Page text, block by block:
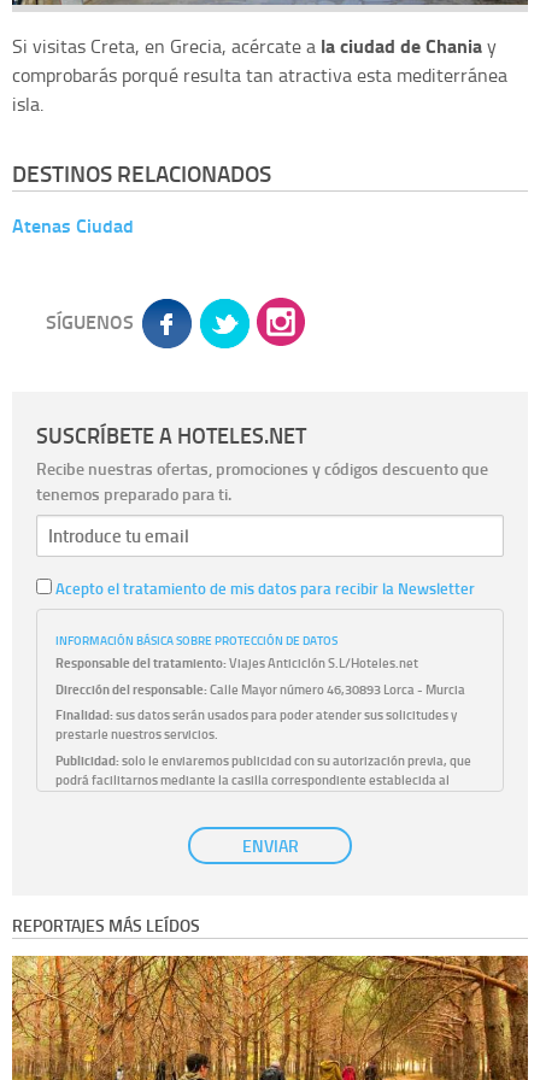
Si visitas Creta, en Grecia, acércate a la ciudad de Chaniay
comprobarás porqué resulta tan atractiva esta mediterránea
isla.
DESTINOS RELACIONADOS
Atenas Ciudad
SÍGUENOS
SUSCRÍBETE A HOTELES.NET
Recibe nuestras ofertas, promociones y códigos descuento que
tenemos preparado para ti.
Acepto el tratamiento de mis datos para recibir la Newsletter
INFORMACIÓN BÁSICA SOBRE PROTECCIÓN DE DATOS
Responsable del tratamiento:Viajes Anticiclón S.L/Hoteles.net
Dirección del responsable:Calle Mayor número 46,30893 Lorca - Murcia
Finalidad:sus datos serán usados para poder atender sus solicitudes y
prestarle nuestros servicios.
Publicidad:solo le enviaremos publicidad con su autorización previa, que
podrá facilitarnos mediante la casilla correspondiente establecida al
únicamente trataremos sus datos con su consentimiento
previo, que podrá facilitarnos mediante la casilla correspondiente
información que le pedimos. No se comunicarán datos a terceros.
Derechos:tiene derecho a saber qué información tenemos sobre usted,
corregirla y eliminarla, tal y como se explica en la información adicional
disponible en nuestra página web.
Información complementaria:Puede consultar la información adicional y
detallada sobre cómo tratamos sus datos en lapolítica de privacidad
ENVIAR
REPORTAJES MÁS LEÍDOS